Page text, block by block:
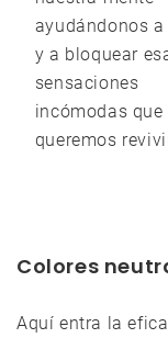
ayudándonos
y a bloquear
sensaciones
incómodas que
queremos
Colores
Aquí entra la